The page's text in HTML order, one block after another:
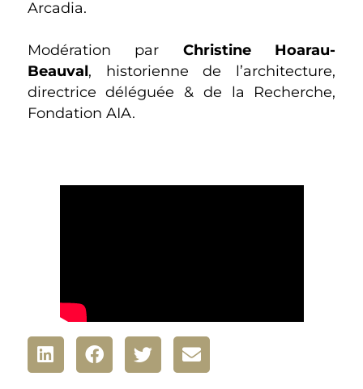
Arcadia.
Modération par Christine Hoarau-
Beauval, historienne de l’architecture,
directrice déléguée & de la Recherche,
Fondation AIA.